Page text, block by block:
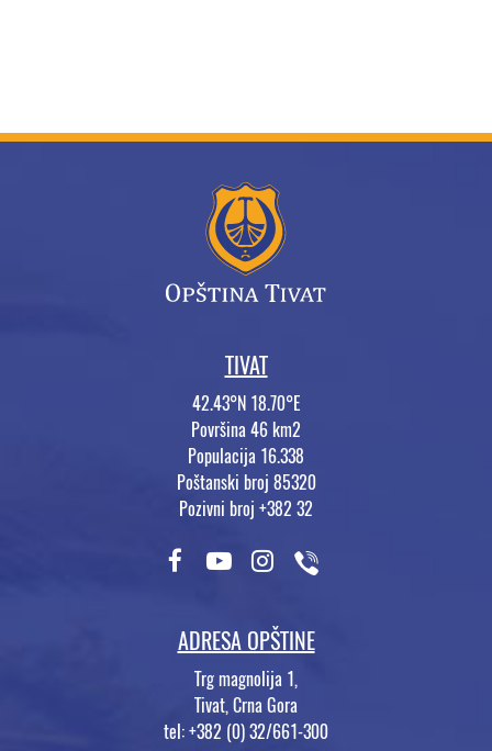
TIVAT
42.43°N 18.70°E
Površina 46 km2
Populacija 16.338
Poštanski broj 85320
Pozivni broj +382 32
ADRESA OPŠTINE
Trg magnolija 1,
Tivat, Crna Gora
tel: +382 (0) 32/661-300